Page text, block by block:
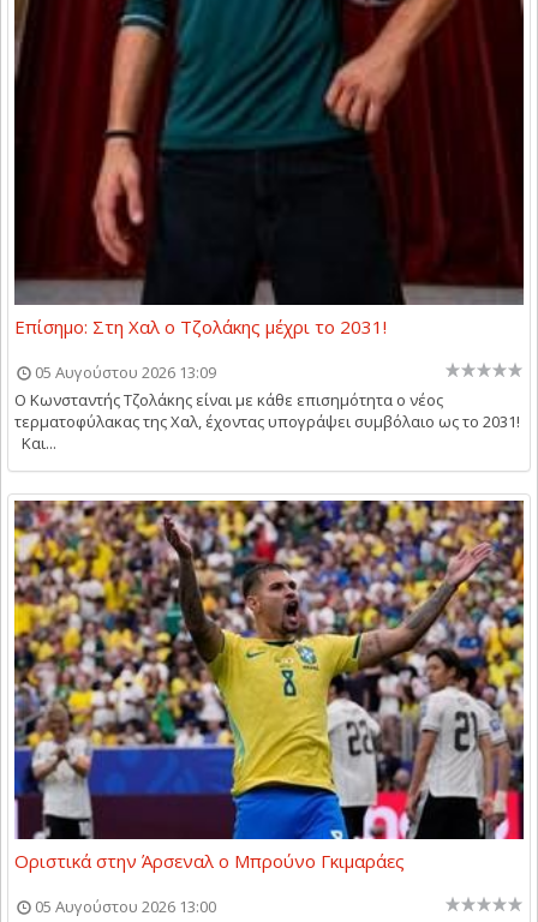
Επίσημο: Στη Χαλ ο Τζολάκης μέχρι το 2031!
05 Αυγούστου 2026 13:09
O Kωνσταντής Τζολάκης είναι με κάθε επισημότητα ο νέος
τερματοφύλακας της Χαλ, έχοντας υπογράψει συμβόλαιο ως το 2031!
Και...
Οριστικά στην Άρσεναλ ο Μπρούνο Γκιμαράες
05 Αυγούστου 2026 13:00